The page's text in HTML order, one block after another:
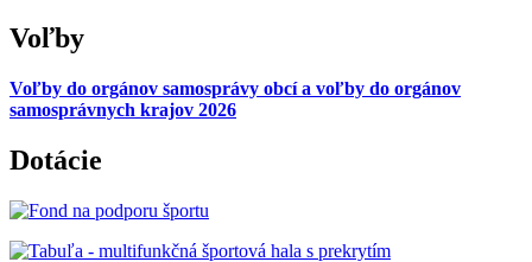
Voľby
Voľby do orgánov samosprávy obcí a voľby do orgánov
samosprávnych krajov 2026
Dotácie